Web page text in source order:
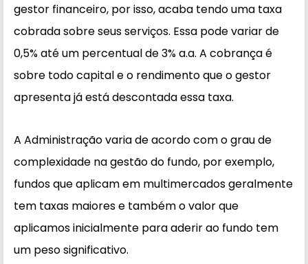
gestor financeiro, por isso, acaba tendo uma taxa
cobrada sobre seus serviços. Essa pode variar de
0,5% até um percentual de 3% a.a. A cobrança é
sobre todo capital e o rendimento que o gestor
apresenta já está descontada essa taxa.
A Administração varia de acordo com o grau de
complexidade na gestão do fundo, por exemplo,
fundos que aplicam em multimercados geralmente
tem taxas maiores e também o valor que
aplicamos inicialmente para aderir ao fundo tem
um peso significativo.